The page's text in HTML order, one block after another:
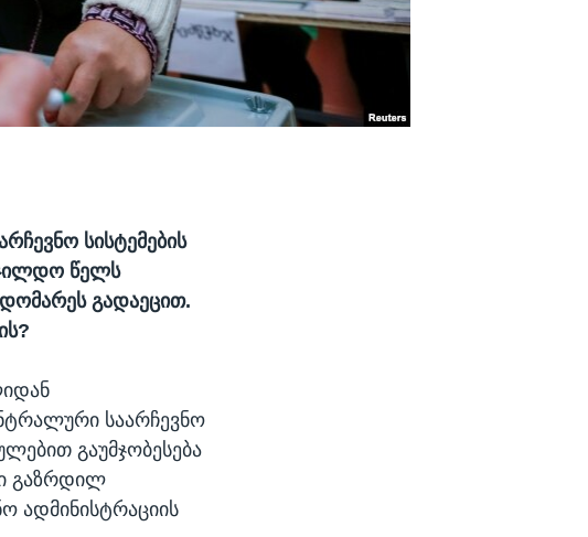
სისტემების
წელს
გადაეცით.
საარჩევნო
გაუმჯობესება
გაზრდილ
ადმინისტრაციის